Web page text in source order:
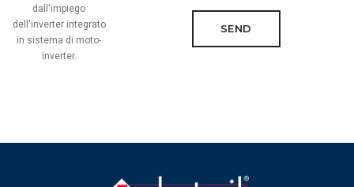
dall'impiego
dell'inverter integrato
in sistema di moto-
inverter.
SEND